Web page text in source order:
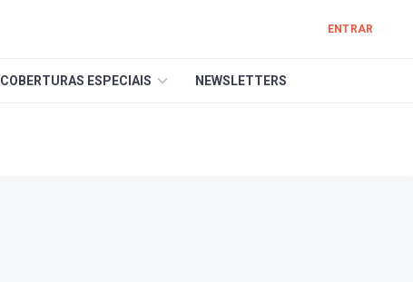
ENTRAR
COBERTURAS ESPECIAIS NEWSLETTERS